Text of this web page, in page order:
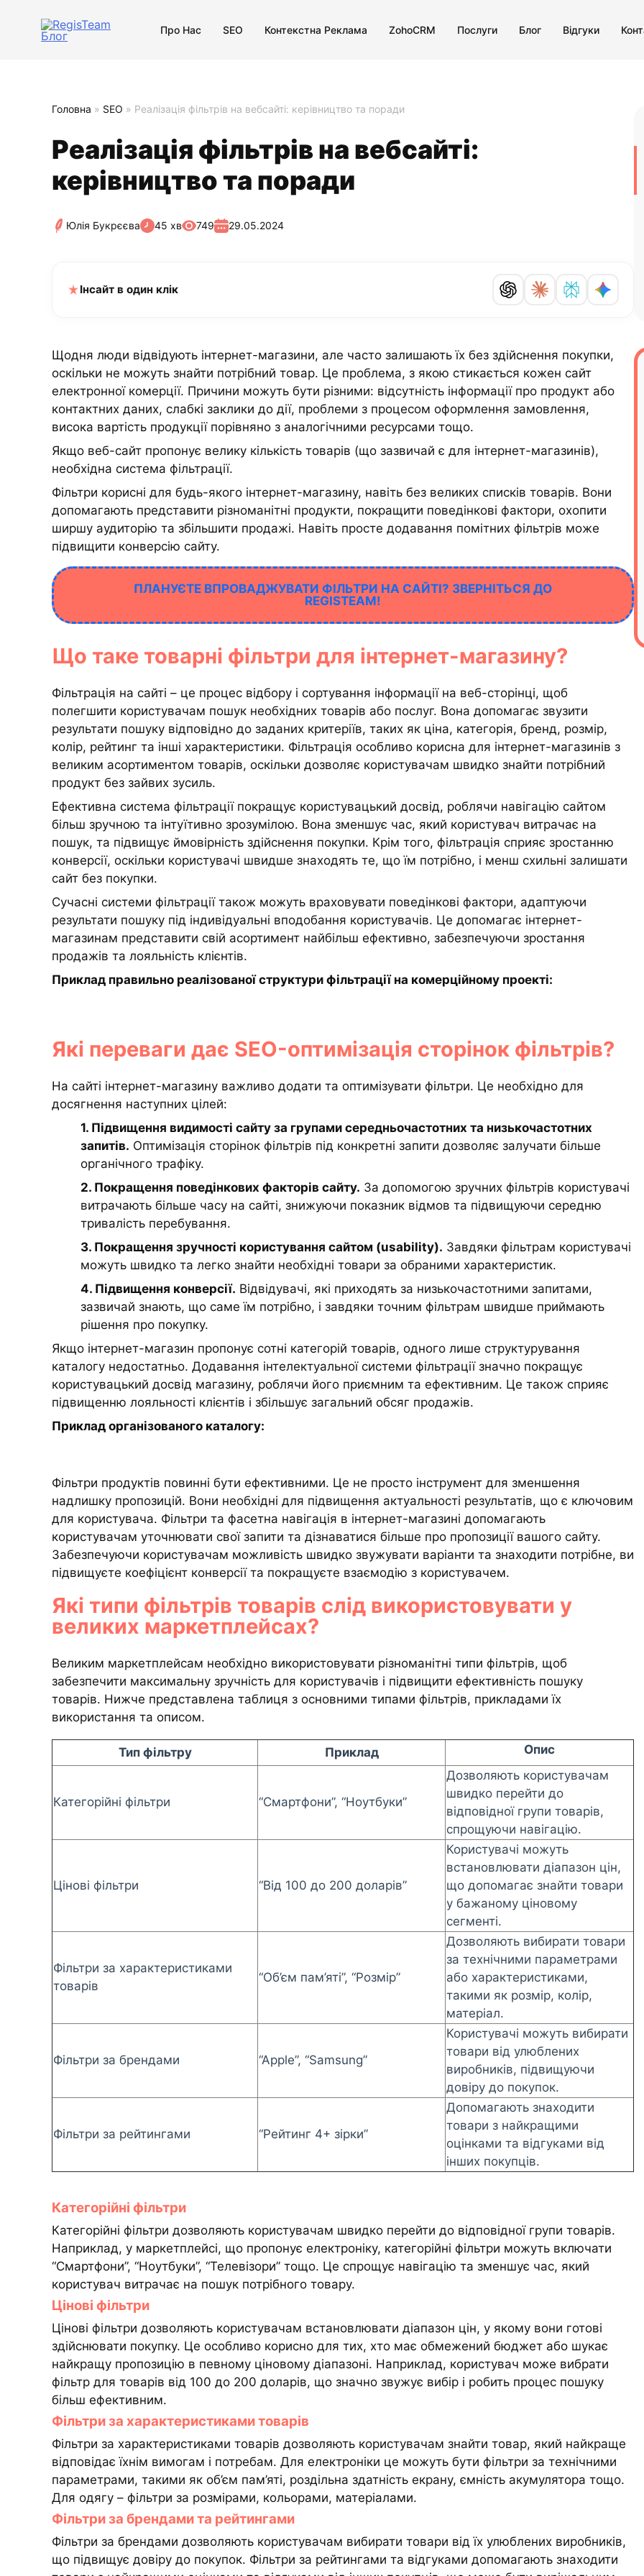
Про Нас SEO Контекстна Реклама ZohoCRM Послуги Блог Відгуки
Головна » SEO » Реалізація фільтрів на вебсайті: керівництво та поради
Реалізація фільтрів на вебсайті:
керівництво та поради
Юлія Букрєєва 45 хв 749 29.05.2024
Інсайт в один клік
Щодня люди відвідують інтернет-магазини, але часто залишають їх без здійснення покупки,
оскільки не можуть знайти потрібний товар. Це проблема, з якою стикається кожен сайт
електронної комерції. Причини можуть бути різними: відсутність інформації про продукт або
контактних даних, слабкі заклики до дії, проблеми з процесом оформлення замовлення,
висока вартість продукції порівняно з аналогічними ресурсами тощо.
Якщо веб-сайт пропонує велику кількість товарів (що зазвичай є для інтернет-магазинів),
необхідна система фільтрації.
Фільтри корисні для будь-якого інтернет-магазину, навіть без великих списків товарів. Вони
допомагають представити різноманітні продукти, покращити поведінкові фактори, охопити
ширшу аудиторію та збільшити продажі. Навіть просте додавання помітних фільтрів може
підвищити конверсію сайту.
ПЛАНУЄТЕ ВПРОВАДЖУВАТИ ФІЛЬТРИ НА САЙТІ? ЗВЕРНІТЬСЯ ДО
REGISTEAM!
Що таке товарні фільтри для інтернет-магазину?
Фільтрація на сайті – це процес відбору і сортування інформації на веб-сторінці, щоб
полегшити користувачам пошук необхідних товарів або послуг. Вона допомагає звузити
результати пошуку відповідно до заданих критеріїв, таких як ціна, категорія, бренд, розмір,
колір, рейтинг та інші характеристики. Фільтрація особливо корисна для інтернет-магазинів з
великим асортиментом товарів, оскільки дозволяє користувачам швидко знайти потрібний
продукт без зайвих зусиль.
Ефективна система фільтрації покращує користувацький досвід, роблячи навігацію сайтом
більш зручною та інтуїтивно зрозумілою. Вона зменшує час, який користувач витрачає на
пошук, та підвищує ймовірність здійснення покупки. Крім того, фільтрація сприяє зростанню
конверсії, оскільки користувачі швидше знаходять те, що їм потрібно, і менш схильні залишати
сайт без покупки.
Сучасні системи фільтрації також можуть враховувати поведінкові фактори, адаптуючи
результати пошуку під індивідуальні вподобання користувачів. Це допомагає інтернет-
магазинам представити свій асортимент найбільш ефективно, забезпечуючи зростання
продажів та лояльність клієнтів.
Приклад правильно реалізованої структури фільтрації на комерційному проекті:
Які переваги дає SEO-оптимізація сторінок фільтрів?
На сайті інтернет-магазину важливо додати та оптимізувати фільтри. Це необхідно для
досягнення наступних цілей:
1. Підвищення видимості сайту за групами середньочастотних та низькочастотних
запитів. Оптимізація сторінок фільтрів під конкретні запити дозволяє залучати більше
органічного трафіку.
2. Покращення поведінкових факторів сайту. За допомогою зручних фільтрів користувачі
витрачають більше часу на сайті, знижуючи показник відмов та підвищуючи середню
тривалість перебування.
3. Покращення зручності користування сайтом (usability). Завдяки фільтрам користувачі
можуть швидко та легко знайти необхідні товари за обраними характеристик.
4. Підвищення конверсії. Відвідувачі, які приходять за низькочастотними запитами,
зазвичай знають, що саме їм потрібно, і завдяки точним фільтрам швидше приймають
рішення про покупку.
Якщо інтернет-магазин пропонує сотні категорій товарів, одного лише структурування
каталогу недостатньо. Додавання інтелектуальної системи фільтрації значно покращує
користувацький досвід магазину, роблячи його приємним та ефективним. Це також сприяє
підвищенню лояльності клієнтів і збільшує загальний обсяг продажів.
Приклад організованого каталогу:
Фільтри продуктів повинні бути ефективними. Це не просто інструмент для зменшення
надлишку пропозицій. Вони необхідні для підвищення актуальності результатів, що є ключовим
для користувача. Фільтри та фасетна навігація в інтернет-магазині допомагають
користувачам уточнювати свої запити та дізнаватися більше про пропозиції вашого сайту.
Забезпечуючи користувачам можливість швидко звужувати варіанти та знаходити потрібне, ви
підвищуєте коефіцієнт конверсії та покращуєте взаємодію з користувачем.
Які типи фільтрів товарів слід використовувати у
великих маркетплейсах?
Великим маркетплейсам необхідно використовувати різноманітні типи фільтрів, щоб
забезпечити максимальну зручність для користувачів і підвищити ефективність пошуку
товарів. Нижче представлена таблиця з основними типами фільтрів, прикладами їх
використання та описом.
Тип фільтру Приклад Опис
Категорійні фільтри “Смартфони”, “Ноутбуки”
Дозволяють користувачам
швидко перейти до
відповідної групи товарів,
спрощуючи навігацію.
Цінові фільтри “Від 100 до 200 доларів”
Користувачі можуть
встановлювати діапазон цін,
що допомагає знайти товари
у бажаному ціновому
сегменті.
Фільтри за характеристиками
товарів
“Об’єм пам’яті”, “Розмір”
Дозволяють вибирати товари
за технічними параметрами
або характеристиками,
такими як розмір, колір,
матеріал.
Фільтри за брендами “Apple”, “Samsung”
Користувачі можуть вибирати
товари від улюблених
виробників, підвищуючи
довіру до покупок.
Фільтри за рейтингами “Рейтинг 4+ зірки”
Допомагають знаходити
товари з найкращими
оцінками та відгуками від
інших покупців.
Категорійні фільтри
Категорійні фільтри дозволяють користувачам швидко перейти до відповідної групи товарів.
Наприклад, у маркетплейсі, що пропонує електроніку, категорійні фільтри можуть включати
“Смартфони”, “Ноутбуки”, “Телевізори” тощо. Це спрощує навігацію та зменшує час, який
користувач витрачає на пошук потрібного товару.
Цінові фільтри
Цінові фільтри дозволяють користувачам встановлювати діапазон цін, у якому вони готові
здійснювати покупку. Це особливо корисно для тих, хто має обмежений бюджет або шукає
найкращу пропозицію в певному ціновому діапазоні. Наприклад, користувач може вибрати
фільтр для товарів від 100 до 200 доларів, що значно звужує вибір і робить процес пошуку
більш ефективним.
Фільтри за характеристиками товарів
Фільтри за характеристиками товарів дозволяють користувачам знайти товар, який найкраще
відповідає їхнім вимогам і потребам. Для електроніки це можуть бути фільтри за технічними
параметрами, такими як об’єм пам’яті, роздільна здатність екрану, ємність акумулятора тощо.
Для одягу – фільтри за розмірами, кольорами, матеріалами.
Фільтри за брендами та рейтингами
Фільтри за брендами дозволяють користувачам вибирати товари від їх улюблених виробників,
що підвищує довіру до покупок. Фільтри за рейтингами та відгуками допомагають знаходити